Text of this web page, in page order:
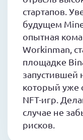
стартапов.
будущем
опытная
Workinman,
площадке
запустившей
который уже
NFT-игр.
случае не
рисков.